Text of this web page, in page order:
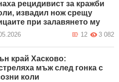
рецидивист за кражби
извадил нож срещу
при залавянето му
3 082
12
край Хасково:
мъж след гонка с
коли